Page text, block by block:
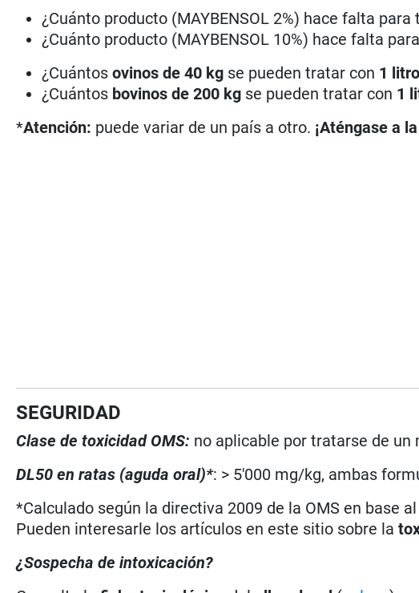
¿Cuánto producto (MAYBENSOL 2%) hace falta para
¿Cuánto producto (MAYBENSOL 10%) hace falta
¿Cuántosovinos de 40 kg se pueden tratar con 1
¿Cuántos bovinos de 200 kg se pueden tratar con 1
*Atención: puede variar de un país a otro. ¡Aténgase a
SEGURIDAD
Clase de toxicidad OMS: no aplicable por tratarse de
DL50 en ratas (aguda oral)*: > 5'000 mg/kg, ambas
*Calculado según la directiva 2009 de la OMS en base
Pueden interesarle los artículos en este sitio sobre la
¿Sospecha de intoxicación?